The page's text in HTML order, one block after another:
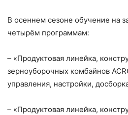
В осеннем сезоне обучение на
четырём программам:
– «Продуктовая линейка,
зерноуборочных комбайнов
управления, настройки,
– «Продуктовая линейка,